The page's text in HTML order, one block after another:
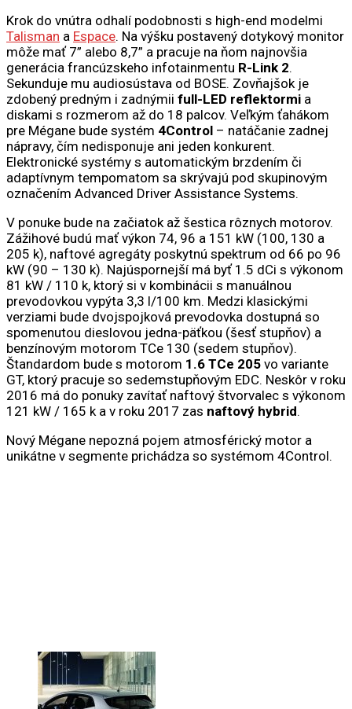
Krok do vnútra odhalí podobnosti s high-end modelmi
Talisman a Espace. Na výšku postavený dotykový monitor
môže mať 7” alebo 8,7” a pracuje na ňom najnovšia
generácia francúzskeho infotainmentu R-Link 2.
Sekunduje mu audiosústava od BOSE. Zovňajšok je
zdobený predným i zadnýmii full-LED reflektormi a
diskami s rozmerom až do 18 palcov. Veľkým ťahákom
pre Mégane bude systém 4Control – natáčanie zadnej
nápravy, čím nedisponuje ani jeden konkurent.
Elektronické systémy s automatickým brzdením či
adaptívnym tempomatom sa skrývajú pod skupinovým
označením Advanced Driver Assistance Systems.
V ponuke bude na začiatok až šestica rôznych motorov.
Zážihové budú mať výkon 74, 96 a 151 kW (100, 130 a
205 k), naftové agregáty poskytnú spektrum od 66 po 96
kW (90 – 130 k). Najúspornejší má byť 1.5 dCi s výkonom
81 kW / 110 k, ktorý si v kombinácii s manuálnou
prevodovkou vypýta 3,3 l/100 km. Medzi klasickými
verziami bude dvojspojková prevodovka dostupná so
spomenutou dieslovou jedna-päťkou (šesť stupňov) a
benzínovým motorom TCe 130 (sedem stupňov).
Štandardom bude s motorom 1.6 TCe 205 vo variante
GT, ktorý pracuje so sedemstupňovým EDC. Neskôr v roku
2016 má do ponuky zavítať naftový štvorvalec s výkonom
121 kW / 165 k a v roku 2017 zas naftový hybrid.
Nový Mégane nepozná pojem atmosférický motor a
unikátne v segmente prichádza so systémom 4Control.